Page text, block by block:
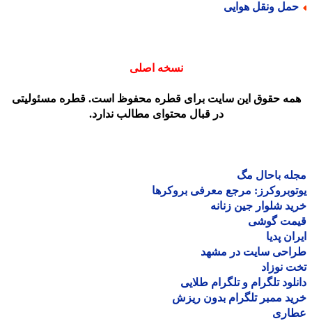
ونقل هوایی
نسخه اصلی
حقوق این سایت برای قطره محفوظ است. قطره مسئولیتی
در قبال محتوای مطالب ندارد.
باحال مگ
مرجع معرفی بروکرها
شلوار جین زنانه
گوشی
پدیا
سایت در مشهد
نوزاد
تلگرام و تلگرام طلایی
ممبر تلگرام بدون ریزش